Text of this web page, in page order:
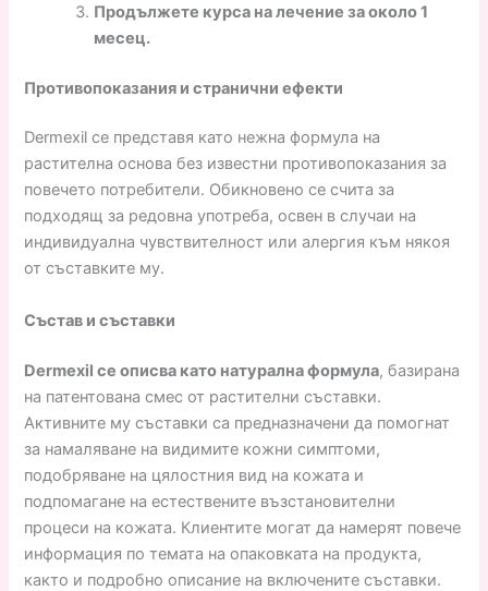
Продължете курса на лечение за около 1
месец.
Противопоказания и странични ефекти
Dermexil се представя като нежна формула на
растителна основа без известни противопоказания за
повечето потребители. Обикновено се счита за
подходящ за редовна употреба, освен в случаи на
индивидуална чувствителност или алергия към някоя
от съставките му.
Състав и съставки
Dermexil се описва като натурална формула, базирана
на патентована смес от растителни съставки.
Активните му съставки са предназначени да помогнат
за намаляване на видимите кожни симптоми,
подобряване на цялостния вид на кожата и
подпомагане на естествените възстановителни
процеси на кожата. Клиентите могат да намерят повече
информация по темата на опаковката на продукта,
както и подробно описание на включените съставки.